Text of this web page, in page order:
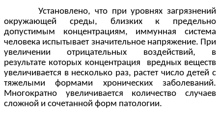
Установлено, что при уровнях загрязнений
окружающей среды, близких к предельно
допустимым концентрациям, иммунная система
человека испытывает значительное напряжение. При
увеличении отрицательных воздействий, в
результате которых концентрация вредных веществ
увеличивается в несколько раз, растет число детей с
тяжелыми формами хронических заболеваний.
Многократно увеличивается количество случаев
сложной и сочетанной форм патологии.